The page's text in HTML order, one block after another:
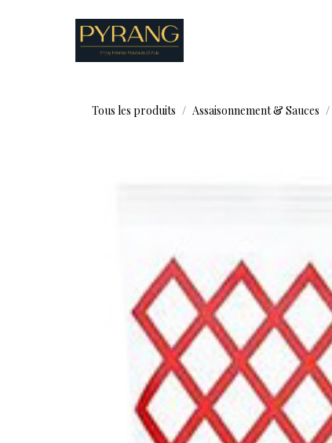
Tous les produits Assaisonnement & Sauces